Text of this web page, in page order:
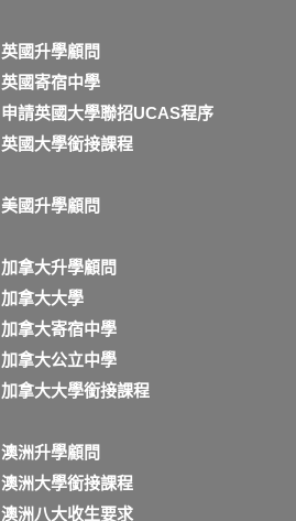
英國升學顧問
英國寄宿中學
申請英國大學聯招UCAS程序
英國大學銜接課程
美國升學顧問
加拿大升學顧問
加拿大大學
加拿大寄宿中學
加拿大公立中學
加拿大大學銜接課程
澳洲升學顧問
澳洲大學銜接課程
澳洲八大收生要求